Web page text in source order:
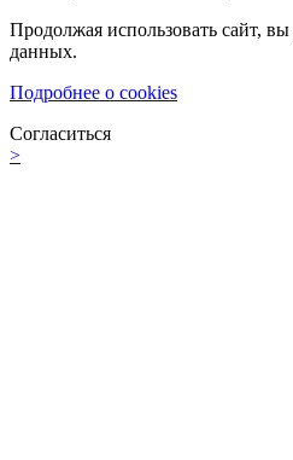
Продолжая использовать сайт, вы
данных.
Подробнее о cookies
Согласиться
>